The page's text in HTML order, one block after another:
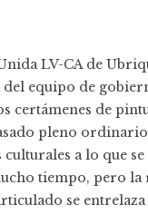
LV-CA de
equipo de
certámenes de
pleno
a lo que
tiempo, pero la
se